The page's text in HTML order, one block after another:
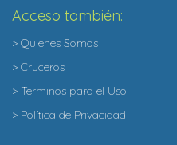
Acceso también:
> Quienes Somos
> Cruceros
> Terminos para el Uso
> Política de Privacidad